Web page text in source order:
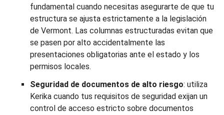
fundamental cuando necesitas asegurarte de que tu
estructura se ajusta estrictamente a la legislación
de Vermont. Las columnas estructuradas evitan que
se pasen por alto accidentalmente las
presentaciones obligatorias ante el estado y los
permisos locales.
Seguridad de documentos de alto riesgo: utiliza
Kerika cuando tus requisitos de seguridad exijan un
control de acceso estricto sobre documentos